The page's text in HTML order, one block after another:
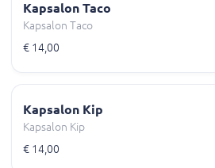
Kapsalon Taco
Kapsalon Taco
€ 14,00
Kapsalon Kip
Kapsalon Kip
€ 14,00